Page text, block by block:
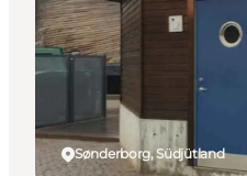
Sønderborg, Südjütland